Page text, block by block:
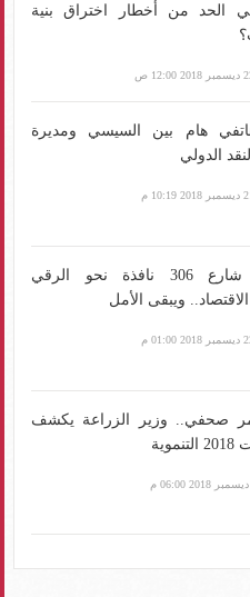
في الحد من أخطار اختراق بنية
هام بين السيسي ومديرة
الدولي
مشروع شارع 306 نافذة نحو الرقي
ويبقى الأمل
صحفي.. وزير الزراعة يكشف